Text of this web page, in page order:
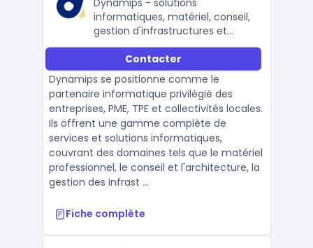
Dynamips - solutions
informatiques, matériel, conseil,
gestion d'infrastructures et
sécurité
Contacter
Dynamips se positionne comme le
partenaire informatique privilégié des
entreprises, PME, TPE et collectivités locales.
Ils offrent une gamme complète de
services et solutions informatiques,
couvrant des domaines tels que le matériel
professionnel, le conseil et l'architecture, la
gestion des infrast ...
Fiche complète